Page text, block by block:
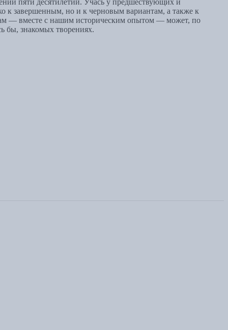
к завершенным, но и к черновым вариантам, а также к
— вместе с нашим историческим опытом — может, по
бы, знакомых творениях.